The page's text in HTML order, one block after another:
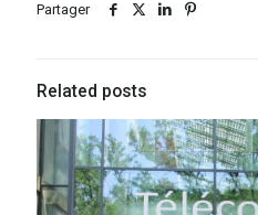
Partager
Related posts